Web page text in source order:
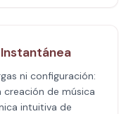
ni configuración:
de música
intuitiva de